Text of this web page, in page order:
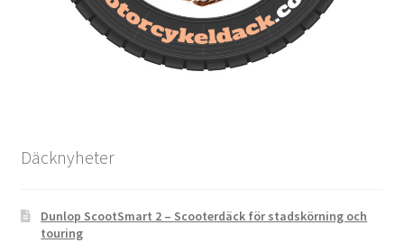
Däcknyheter
Dunlop ScootSmart 2 – Scooterdäck för stadskörning och
touring